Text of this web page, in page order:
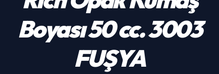
439 Siyah Akülü
Araba